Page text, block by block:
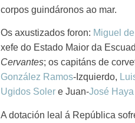
corpos guindáronos ao mar.
Os axustizados foron: Miguel
xefe do Estado Maior da
Cervantes; os capitáns de
González Ramos-Izquierdo,
Ugidos Soler e Juan-José
A dotación leal á República